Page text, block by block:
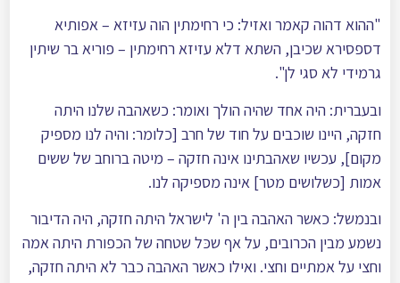
"ההוא דהוה קאמר ואזיל: כי רחימתין הוה עזיזא – אפותיא
דספסירא שכיבן, השתא דלא עזיזא רחימתין – פוריא בר שיתין
גרמידי לא סגי לן".
ובעברית: היה אחד שהיה הולך ואומר: כשאהבה שלנו היתה
חזקה, היינו שוכבים על חוד של חרב [כלומר: והיה לנו מספיק
מקום], עכשיו שאהבתינו אינה חזקה – מיטה ברוחב של ששים
אמות [כשלושים מטר] אינה מספיקה לנו.
ובנמשל: כאשר האהבה בין ה' לישראל היתה חזקה, היה הדיבור
נשמע מבין הכרובים, על אף שכּל שטחה של הכפורת היתה אמה
וחצי על אמתיים וחצי. ואילו כאשר האהבה כבר לא היתה חזקה,